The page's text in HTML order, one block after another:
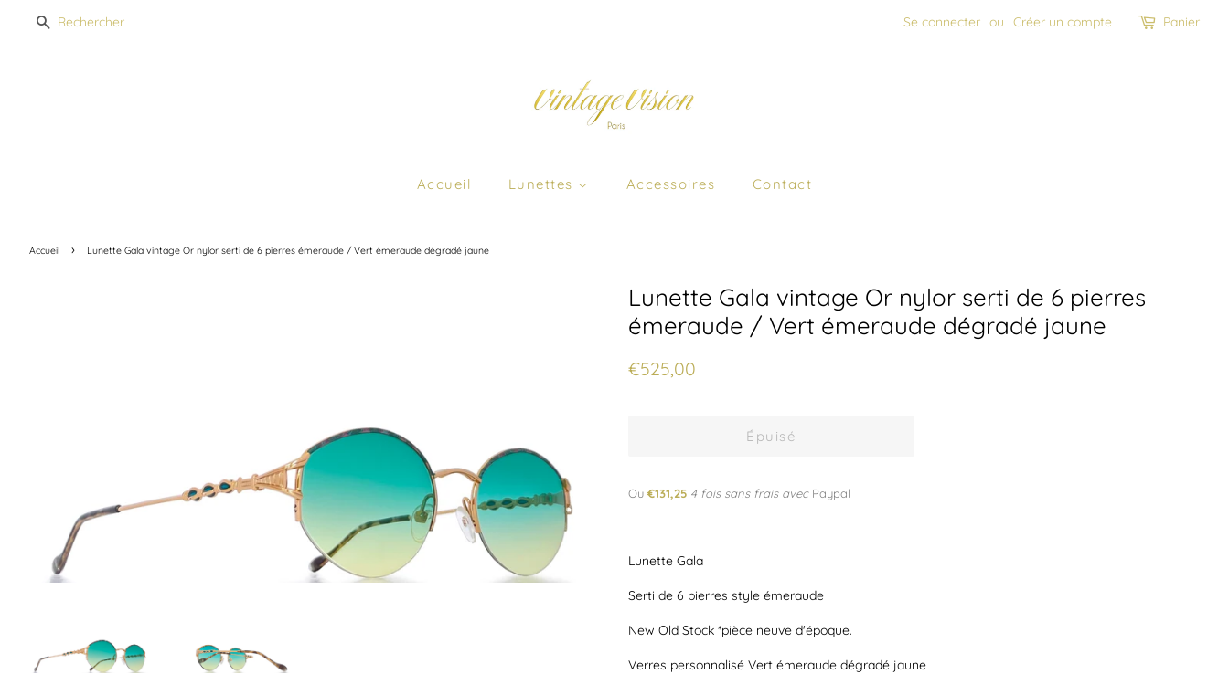
Recherche Se connecter ou Créer un compte Panier
Accueil Lunettes Accessoires Contact
Accueil › Lunette Gala vintage Or nylor serti de 6 pierres émeraude / Vert émeraude dégradé jaune
Lunette Gala vintage Or nylor serti de 6 pierres
émeraude / Vert émeraude dégradé jaune
Prix
€525,00
Épuisé
Ou €131,25 4 fois sans frais avec Paypal
Lunette Gala
Serti de 6 pierres style émeraude
New Old Stock *pièce neuve d'époque.
Verres personnalisé Vert émeraude dégradé jaune